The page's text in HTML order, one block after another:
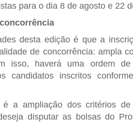
para o dia 8 de agosto e 22
desta edição é que a
de concorrência: ampla
isso, haverá uma ordem
candidatos inscritos
é a ampliação dos critérios
disputar as bolsas do